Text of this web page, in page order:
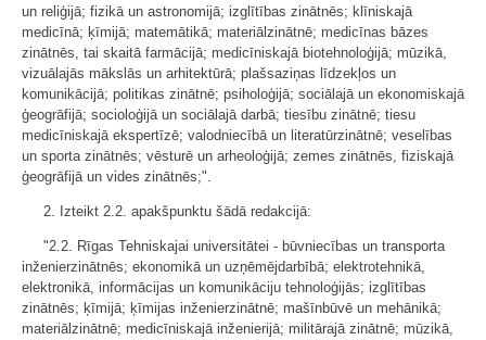
un reliģijā; fizikā un astronomijā; izglītības zinātnēs; klīniskajā
medicīnā; ķīmijā; matemātikā; materiālzinātnē; medicīnas bāzes
zinātnēs, tai skaitā farmācijā; medicīniskajā biotehnoloģijā; mūzikā,
vizuālajās mākslās un arhitektūrā; plašsaziņas līdzekļos un
komunikācijā; politikas zinātnē; psiholoģijā; sociālajā un ekonomiskajā
ģeogrāfijā; socioloģijā un sociālajā darbā; tiesību zinātnē; tiesu
medicīniskajā ekspertīzē; valodniecībā un literatūrzinātnē; veselības
un sporta zinātnēs; vēsturē un arheoloģijā; zemes zinātnēs, fiziskajā
ģeogrāfijā un vides zinātnēs;".
2. Izteikt 2.2. apakšpunktu šādā redakcijā:
"2.2. Rīgas Tehniskajai universitātei - būvniecības un transporta
inženierzinātnēs; ekonomikā un uzņēmējdarbībā; elektrotehnikā,
elektronikā, informācijas un komunikāciju tehnoloģijās; izglītības
zinātnēs; ķīmijā; ķīmijas inženierzinātnē; mašīnbūvē un mehānikā;
materiālzinātnē; medicīniskajā inženierijā; militārajā zinātnē; mūzikā,